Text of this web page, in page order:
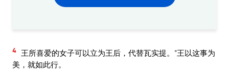
4 王所喜爱的女子可以立为王后，代替瓦实提。”王以这事为
美，就如此行。